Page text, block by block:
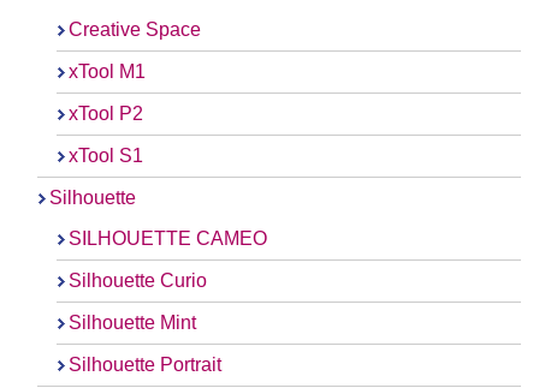
Creative Space
xTool M1
xTool P2
xTool S1
Silhouette
SILHOUETTE CAMEO
Silhouette Curio
Silhouette Mint
Silhouette Portrait